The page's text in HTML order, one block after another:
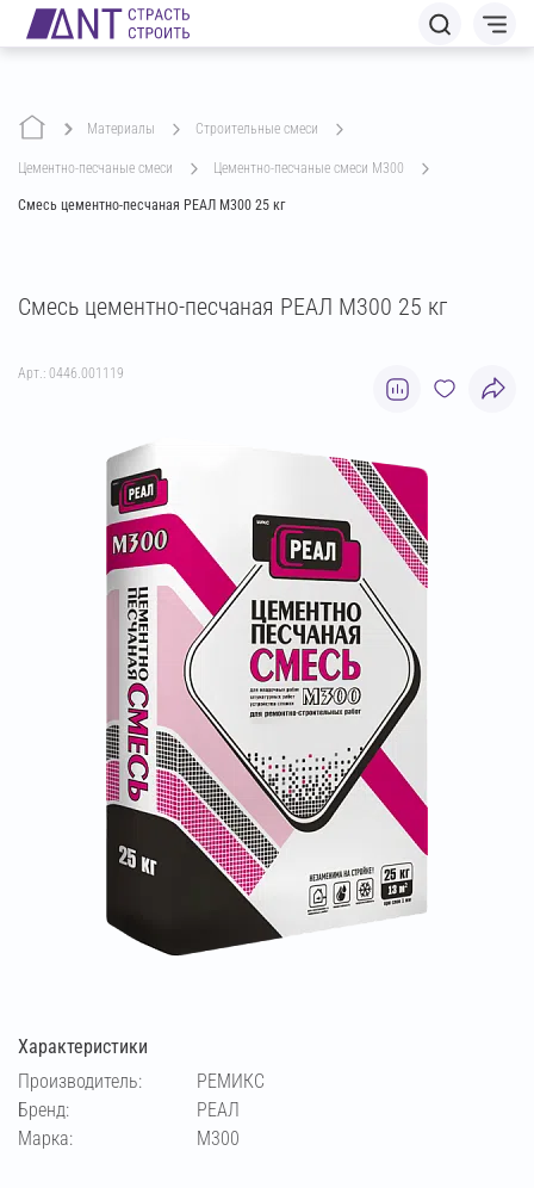
Материалы строительные смеси
цементно-песчаные смеси цементно-песчаные смеси М300
Смесь цементно-песчаная РЕАЛ М300 25 кг
Смесь цементно-песчаная РЕАЛ М300 25 кг
Арт.: 0446.001119
Характеристики
Производитель:
РЕМИКС
Бренд:
РЕАЛ
Марка:
М300